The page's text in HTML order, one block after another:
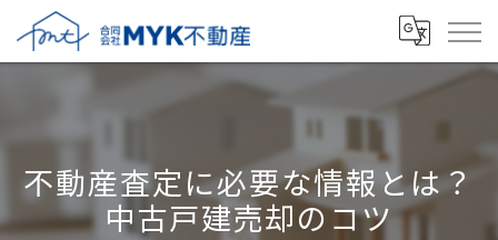
不動産査定に必要な情報とは？
中古戸建売却のコツ